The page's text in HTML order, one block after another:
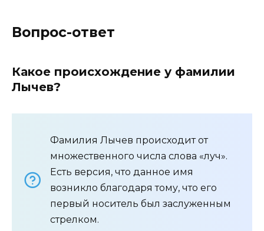
Вопрос-ответ
Какое происхождение у фамилии
Лычев?
Фамилия Лычев происходит от
множественного числа слова «луч».
Есть версия, что данное имя
возникло благодаря тому, что его
первый носитель был заслуженным
стрелком.